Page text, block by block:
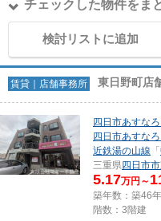
チェックした物件をま
検討リストに追加
賃貸｜店舗事務所 東日野町店
四日市あすなろ
四日市あすなろ
近鉄湯の山線 「
三重県四日市市
5.17万円～
築年数：築46
階数：3階建